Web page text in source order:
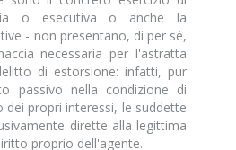
o esecutiva o anche la
- non presentano, di per sé,
necessaria per l'astratta
di estorsione: infatti, pur
passivo nella condizione di
dei propri interessi, le suddette
dirette alla legittima
proprio dell'agente.